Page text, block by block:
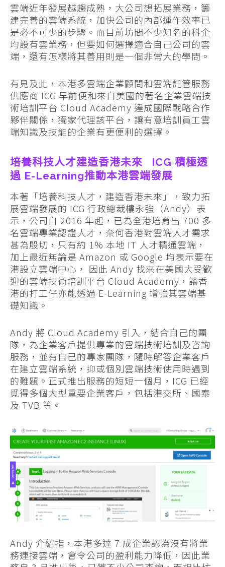
雲端近年發展越趨成熟，大公司想拓展業務，籌
建完善的雲端系統，加快公司的內部運作效率已
是必不可少的步驟。而目前坊間不少知名的科企
均設有雲業務，但要如何選擇適合自己公司的雲
端，還有怎樣將其善用則是一個非常大的學問。
有見及此，本港多雲端企業顧問和雲端託管服務
供應商 ICG 早前便和來自美國的著名企業雲端技
術培訓平台 Cloud Academy 達成國際戰略合作
夥伴關係，獨家代理該平台，讓有意培訓員工雲
端知識及技能的企業有更便利的選擇。
培養科技人才建造香港未來 ICG 積極透
過 E-Learning推動本港雲端發展
本著「培養科技人才，建造香港未來」，致力拓
展雲端發展的 ICG 行政總裁樓永強（Andy）表
示，公司自 2016 年起，已為全港培育出 700 多
名雲端專業認證人才，奈何香港對雲端人才需求
甚為殷切，只有約 1% 本地 IT 人才精通雲端，
加上最近無論是 Amazon 或 Google 均表示要在
港設立雲端中心， 因此 Andy 找來在美國大受歡
迎的雲端技術培訓平台 Cloud Academy，讓香
港的打工仔亦能透過 E-Learning 增強其雲端基
礎知識。
Andy 將 Cloud Academy 引入，結合自己的團
隊，為企業客戶提供專業的雲端技術培訓及咨詢
服務，並有自己的專家團隊，隨時解答企業客戶
在建立雲端系統，抑或個別雲端技術使用時遇到
的難題。正式推出服務的短短一個月，ICG 已經
覓得多個大型重要企業客戶，包括港交所、國泰
及 TVB 等。
Andy 介紹指，本港多達 7 成企業認為沒有將業
務連接雲端，會令公司的盈利能力降低，因此業